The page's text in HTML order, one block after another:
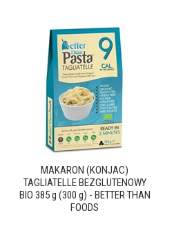
MAKARON (KONJAC)
TAGLIATELLE BEZGLUTENOWY
BIO 385 g (300 g) - BETTER THAN
FOODS